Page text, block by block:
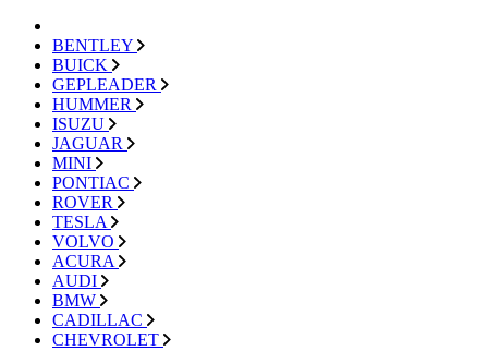
BENTLEY
BUICK
GEPLEADER
HUMMER
ISUZU
JAGUAR
MINI
PONTIAC
ROVER
TESLA
VOLVO
ACURA
AUDI
BMW
CADILLAC
CHEVROLET